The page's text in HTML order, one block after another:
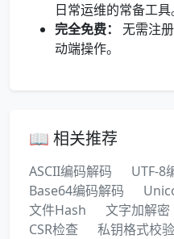
日常运维的常备工具
完全免费：
无需注
动端操作。
📖 相关推荐
ASCII编码解码 UTF-8
Base64编码解码
文件Hash
文字加解密
CSR检查
私钥格式校验